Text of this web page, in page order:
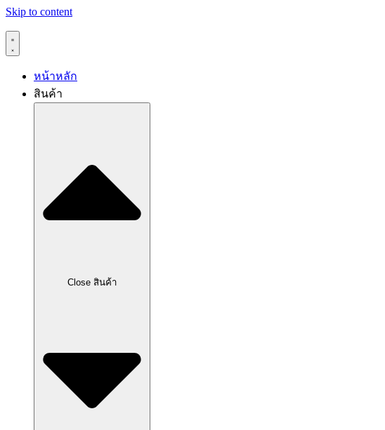
Skip to content
หน้าหลัก
สินค้า
Close สินค้า